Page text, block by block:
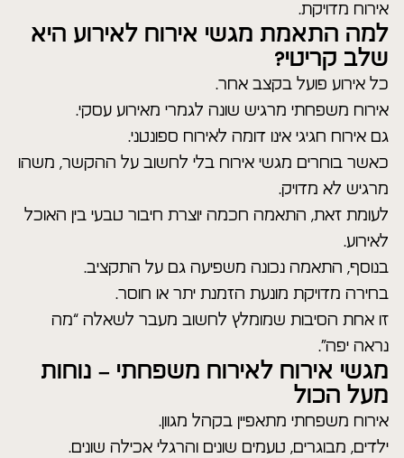
אירוח מדויקת.
למה התאמת מגשי אירוח לאירוע היא
שלב קריטי?
כל אירוע פועל בקצב אחר.
אירוח משפחתי מרגיש שונה לגמרי מאירוע עסקי.
גם אירוח חגיגי אינו דומה לאירוח ספונטני.
כאשר בוחרים מגשי אירוח בלי לחשוב על ההקשר, משהו
מרגיש לא מדויק.
לעומת זאת, התאמה חכמה יוצרת חיבור טבעי בין האוכל
לאירוע.
בנוסף, התאמה נכונה משפיעה גם על התקציב.
בחירה מדויקת מונעת הזמנת יתר או חוסר.
זו אחת הסיבות שמומלץ לחשוב מעבר לשאלה “מה
נראה יפה”.
מגשי אירוח לאירוח משפחתי – נוחות
מעל הכול
אירוח משפחתי מתאפיין בקהל מגוון.
ילדים, מבוגרים, טעמים שונים והרגלי אכילה שונים.